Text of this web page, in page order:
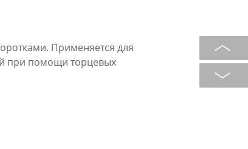
Применяется для
при помощи торцевых